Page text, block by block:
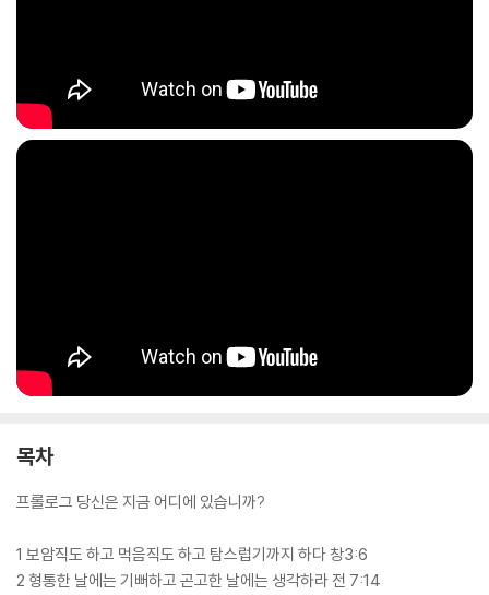
목차
프롤로그 당신은 지금 어디에 있습니까?
1 보암직도 하고 먹음직도 하고 탐스럽기까지 하다 창3:6
2 형통한 날에는 기뻐하고 곤고한 날에는 생각하라 전 7:14